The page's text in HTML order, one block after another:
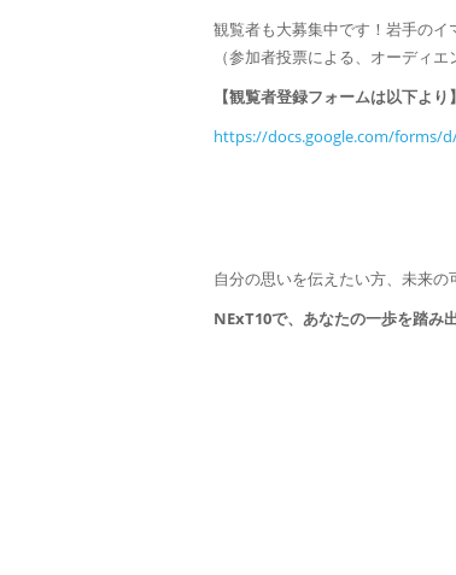
観覧者も大募集中です！岩手のイ
（参加者投票による、オーディエ
【観覧者登録フォームは以下より】
https://docs.google.com/forms/d/
自分の思いを伝えたい方、未来の
NExT10で、あなたの一歩を踏み